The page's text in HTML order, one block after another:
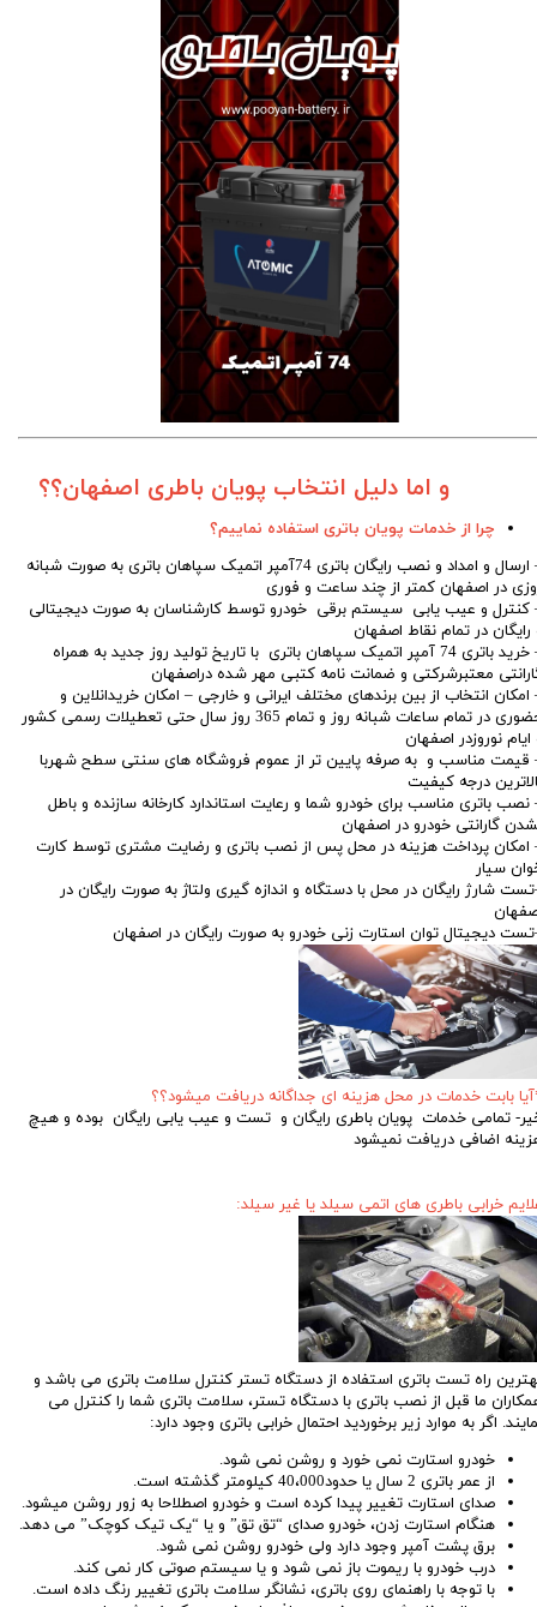
و اما دلیل انتخاب پویان باطری اصفهان؟؟
چرا از خدمات پویان باتری استفاده نماییم؟
– ارسال و امداد و نصب رایگان باتری 74آمپر اتمیک سپاهان باتری به صورت شبانه
در اصفهان کمتر از چند ساعت و فوری
کنترل و عیب یابی سیستم برقی خودرو توسط کارشناسان به صورت دیجیتالی
رایگان در تمام نقاط اصفهان
– خرید باتری 74 آمپر اتمیک سپاهان باتری با تاریخ تولید روز جدید به همراه
معتبرشرکتی و ضمانت نامه کتبی مهر شده دراصفهان
امکان انتخاب از بین برندهای مختلف ایرانی و خارجی – امکان خریدانلاین و
حضوری در تمام ساعات شبانه روز و تمام 365 روز سال حتی تعطیلات رسمی کشور
ایام نوروزدر اصفهان
قیمت مناسب و به صرفه پایین تر از عموم فروشگاه های سنتی سطح شهربا
درجه کیفیت
نصب باتری مناسب برای خودرو شما و رعایت استاندارد کارخانه سازنده و باطل
گارانتی خودرو در اصفهان
امکان پرداخت هزینه در محل پس از نصب باتری و رضایت مشتری توسط کارت
سیار
شارژ رایگان در محل با دستگاه و اندازه گیری ولتاژ به صورت رایگان در
دیجیتال توان استارت زنی خودرو به صورت رایگان در اصفهان
بابت خدمات در محل هزینه ای جداگانه دریافت میشود؟؟
تمامی خدمات پویان باطری رایگان و تست و عیب یابی رایگان بوده و هیچ
اضافی دریافت نمیشود
خرابی باطری های اتمی سیلد یا غیر سیلد:
راه تست باتری استفاده از دستگاه تستر کنترل سلامت باتری می باشد و
ما قبل از نصب باتری با دستگاه تستر، سلامت باتری شما را کنترل می
اگر به موارد زیر برخوردید احتمال خرابی باتری وجود دارد:
خودرو استارت نمی خورد و روشن نمی شود.
از عمر باتری 2 سال یا حدود40،000 کیلومتر گذشته است.
صدای استارت تغییر پیدا کرده است و خودرو اصطلاحا به زور روشن میشود.
هنگام استارت زدن، خودرو صدای “تق تق” و یا “یک تیک کوچک” می دهد.
برق پشت آمپر وجود دارد ولی خودرو روشن نمی شود.
درب خودرو با ریموت باز نمی شود و یا سیستم صوتی کار نمی کند.
با توجه با راهنمای روی باتری، نشانگر سلامت باتری تغییر رنگ داده است.